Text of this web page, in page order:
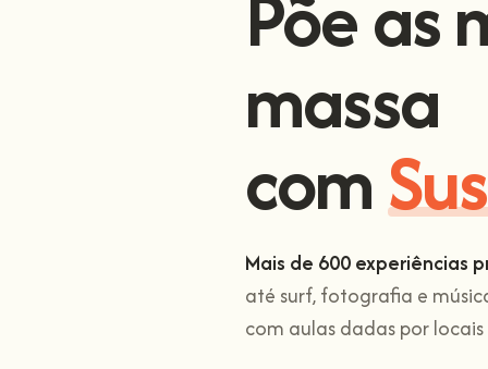
massa
com
Mais de 600 experiências
até surf, fotografia e
com aulas dadas por